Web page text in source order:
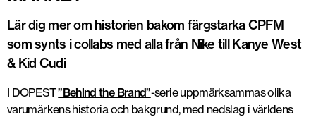
Lär dig mer om historien bakom färgstarka CPFM
som synts i collabs med alla från Nike till Kanye West
& Kid Cudi
I DOPEST”Behind the Brand”-serie uppmärksammas olika
varumärkens historia och bakgrund, med nedslag i världens